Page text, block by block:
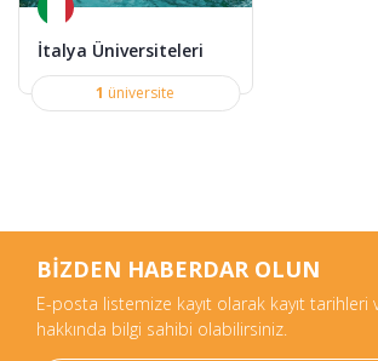
İtalya Üniversiteleri
1 üniversite
BİZDEN HABERDAR OLUN
E-posta listemize kayıt olarak kayıt
hakkında bilgi sahibi olabilirsiniz.